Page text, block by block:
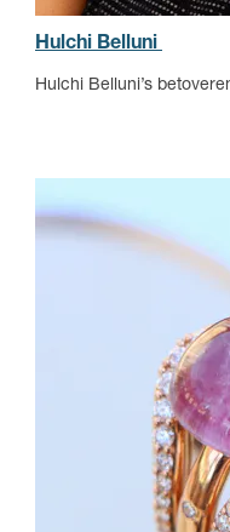
Hulchi Belluni
Hulchi Belluni’s